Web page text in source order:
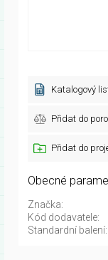
Katalogový
Přidat do
Přidat do
Obecné
Značka:
Kód dodavatele:
Standardní balení: